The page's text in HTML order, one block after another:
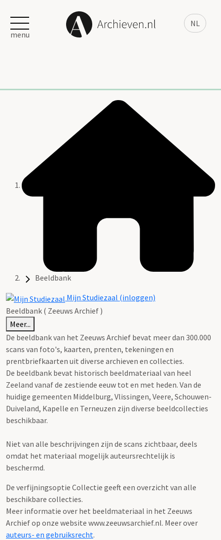
NL
menu
Beeldbank
Mijn Studiezaal (inloggen)
Beeldbank ( Zeeuws Archief )
Meer...
De beeldbank van het Zeeuws Archief bevat meer dan 300.000
scans van foto's, kaarten, prenten, tekeningen en
prentbriefkaarten uit diverse archieven en collecties.
De beeldbank bevat historisch beeldmateriaal van heel
Zeeland vanaf de zestiende eeuw tot en met heden. Van de
huidige gemeenten Middelburg, Vlissingen, Veere, Schouwen-
Duiveland, Kapelle en Terneuzen zijn diverse beeldcollecties
beschikbaar.
Niet van alle beschrijvingen zijn de scans zichtbaar, deels
omdat het materiaal mogelijk auteursrechtelijk is
beschermd.
De verfijningsoptie Collectie geeft een overzicht van alle
beschikbare collecties.
Meer informatie over het beeldmateriaal in het Zeeuws
Archief op onze website www.zeeuwsarchief.nl. Meer over
auteurs- en gebruiksrecht.